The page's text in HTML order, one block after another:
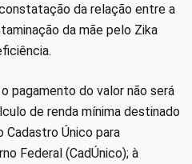
da relação entre a
da mãe pelo Zika
pagamento do valor não será
de renda mínima destinado
Cadastro Único para
Federal (CadÚnico); à